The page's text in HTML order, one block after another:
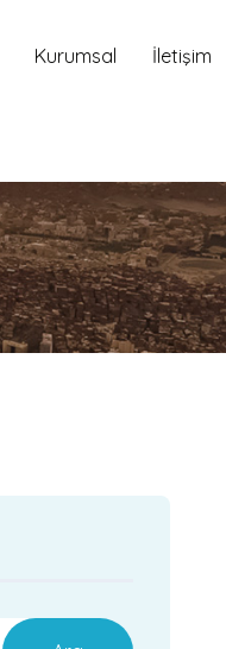
Kurumsal İletişim